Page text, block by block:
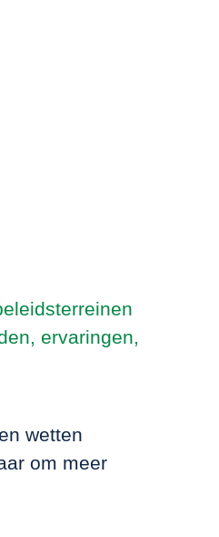
ervaringen,
wetten
om meer